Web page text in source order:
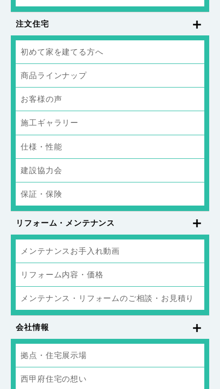
注文住宅
初めて家を建てる方へ
商品ラインナップ
お客様の声
施工ギャラリー
仕様・性能
建設協力会
保証・保険
リフォーム・メンテナンス
メンテナンスお手入れ動画
リフォーム内容・価格
メンテナンス・リフォームのご相談・お見積り
会社情報
拠点・住宅展示場
西甲府住宅の想い